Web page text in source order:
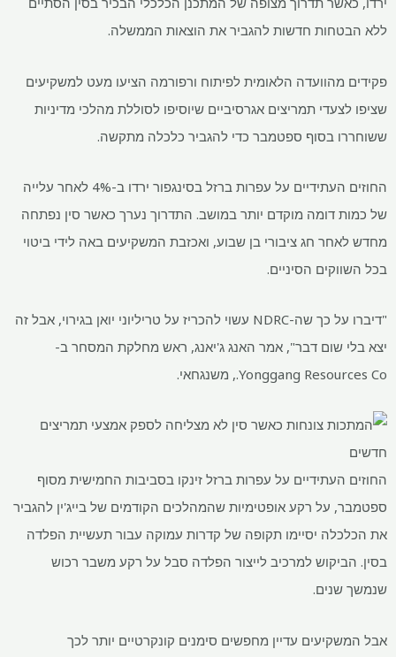
ללא הבטחות חדשות להגביר את הוצאות הממשלה.
פקידים מהוועדה הלאומית לפיתוח ורפורמה הציעו מעט למשקיעים
שציפו לצעדי תמריצים אגרסיביים שיוסיפו לסוללת מהלכי מדיניות
ששוחררו בסוף ספטמבר כדי להגביר כלכלה מתקשה.
החוזים העתידיים על עפרות ברזל בסינגפור ירדו ב-4% לאחר עלייה
של כמות דומה מוקדם יותר במושב. התדרוך נערך כאשר סין נפתחה
מחדש לאחר חג ציבורי בן שבוע, ואכזבת המשקיעים באה לידי ביטוי
בכל השווקים הסיניים.
"דיברו על כך שה-NDRC עשוי להכריז על טריליוני יואן בגירוי, אבל זה
יצא בלי שום דבר", אמר האנג ג'יאנג, ראש מחלקת המסחר ב-
Yonggang Resources Co., משנגחאי.
החוזים העתידיים על עפרות ברזל זינקו בסביבות החמישית מסוף
ספטמבר, על רקע אופטימיות שהמהלכים הקודמים של בייג'ין להגביר
את הכלכלה יסיימו תקופה של קדרות עמוקה עבור תעשיית הפלדה
בסין. הביקוש למרכיב לייצור הפלדה סבל על רקע משבר רכוש
שנמשך שנים.
אבל המשקיעים עדיין מחפשים סימנים קונקרטיים יותר לכך